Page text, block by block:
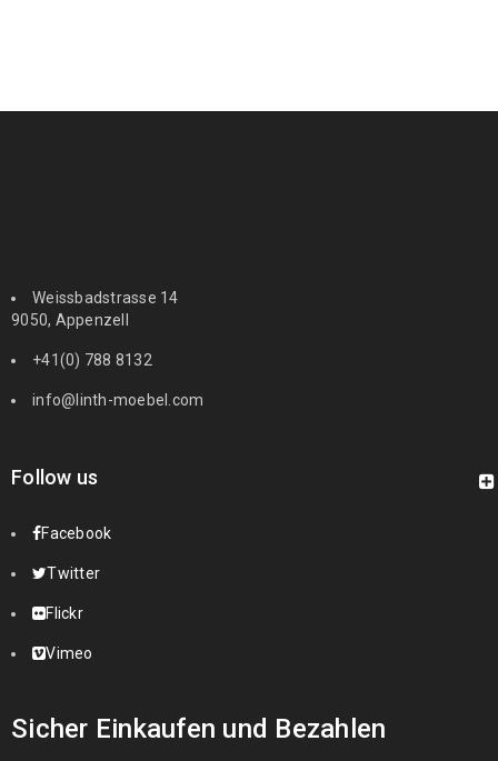
Weissbadstrasse 14
9050, Appenzell
+41(0) 788 8132
info@linth-moebel.com
Follow us
Facebook
Twitter
Flickr
Vimeo
Sicher Einkaufen und Bezahlen